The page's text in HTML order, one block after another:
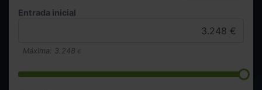
Entrada inicial
Máxima: 3.248 €